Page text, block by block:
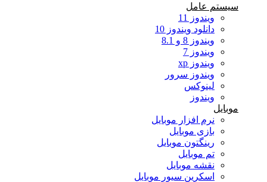
سیستم عامل
ویندوز 11
دانلود ویندوز 10
ویندوز 8 و 8.1
ویندوز 7
ویندوز xp
ویندوز سرور
لینوکس
ویندوز
موبایل
نرم افزار موبایل
بازی موبایل
رینگتون موبایل
تم موبایل
نقشه موبایل
اسکرین سیور موبایل